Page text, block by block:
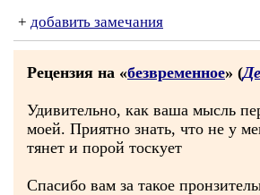
+ добавить замечания
Рецензия на «безвременное» (
Удивительно, как ваша мысль
моей. Приятно знать, что не у
тянет и порой тоскует
Спасибо вам за такое